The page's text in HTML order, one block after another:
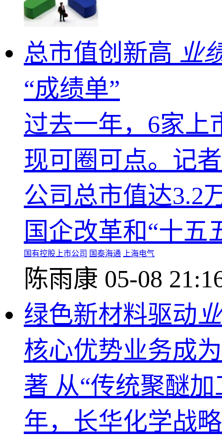
总市值创新高 业
“成绩单”
过去一年，6家上
现可圈可点。记
公司总市值达3.2
国企改革和“十五
国有控股上市公司 国泰海通 上海电气
陈雨康 05-08
绿色新材料驱动
核心优势业务成为
著 从“传统聚醚
年，长华化学战